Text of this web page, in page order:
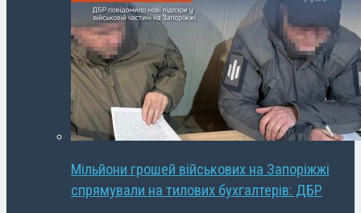
Мільйони грошей військових на Запоріжжі
спрямували на тилових бухгалтерів: ДБР